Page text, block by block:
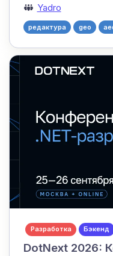
Yadro
редактура geo
Разработка Бэкенд
DotNext 2026: